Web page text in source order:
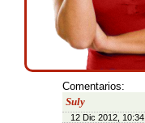
Comentarios:
Suly
12 Dic 2012, 10:34